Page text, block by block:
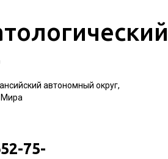
автономный округ,
Мира
75-